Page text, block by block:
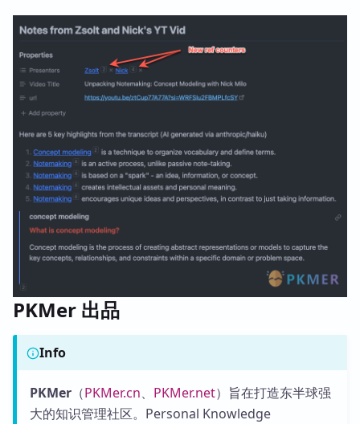
PKMer 出品
Info
PKMer（PKMer.cn、 PKMer.net）旨在打造东半球强
大的知识管理社区。Personal Knowledge